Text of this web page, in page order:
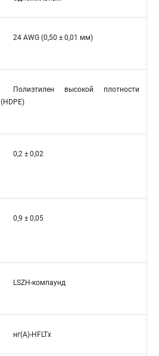
24 AWG (0,50 ± 0,01 мм)
Полиэтилен высокой плотности
(HDPE)
0,2 ± 0,02
0,9 ± 0,05
LSZH-компаунд
нг(A)-HFLTx